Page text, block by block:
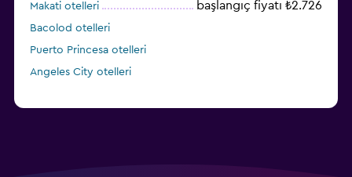
Makati otelleri başlangıç fiyatı ₺2.726
Bacolod otelleri
Puerto Princesa otelleri
Angeles City otelleri